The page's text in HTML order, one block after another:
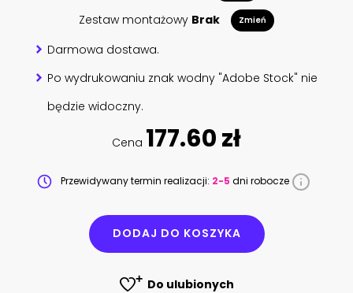
Zestaw montażowy Brak Zmień
Darmowa dostawa.
Po wydrukowaniu znak wodny "Adobe Stock" nie
będzie widoczny.
Cena 177.60 zł
Przewidywany termin realizacji: 2-5 dni robocze
DODAJ DO KOSZYKA
Do ulubionych